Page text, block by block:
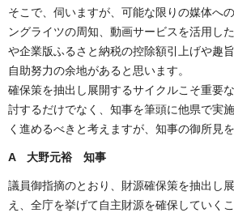
そこで、伺いますが、可能な限りの媒体へ
ングライツの周知、動画サービスを活用し
や企業版ふるさと納税の控除額引上げや趣
自助努力の余地があると思います。
確保策を抽出し展開するサイクルこそ重要
討するだけでなく、知事を筆頭に他県で実
く進めるべきと考えますが、知事の御所見
A 大野元裕 知事
議員御指摘のとおり、財源確保策を抽出し
え、全庁を挙げて自主財源を確保していく